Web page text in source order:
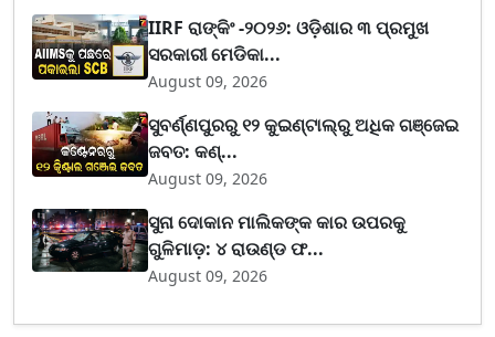
IIRF ରାଙ୍କିଂ -୨୦୨୬: ଓଡ଼ିଶାର ୩ ପ୍ରମୁଖ
ସରକାରୀ ମେଡିକା...
August 09, 2026
ସୁବର୍ଣ୍ଣପୁରରୁ ୧୨ କୁଇଣ୍ଟାଲ୍‌ରୁ ଅଧିକ ଗଞ୍ଜେଇ
ଜବତ: କଣ୍...
August 09, 2026
ସୁନା ଦୋକାନ ମାଲିକଙ୍କ କାର ଉପରକୁ
ଗୁଳିମାଡ଼: ୪ ରାଉଣ୍ଡ ଫ...
August 09, 2026